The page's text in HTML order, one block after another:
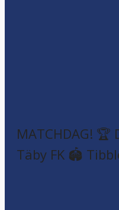
MATCHDAG!
Täby FK 🏟️